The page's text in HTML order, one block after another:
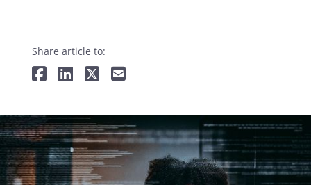
Share article to: